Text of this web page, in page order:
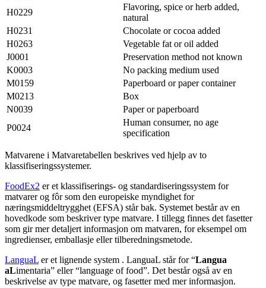
H0229
Flavoring, spice or herb added,
natural
H0231
Chocolate or cocoa added
H0263
Vegetable fat or oil added
J0001
Preservation method not known
K0003
No packing medium used
M0159
Paperboard or paper container
M0213
Box
N0039
Paper or paperboard
P0024
Human consumer, no age
specification
Matvarene i Matvaretabellen beskrives ved hjelp av to
klassifiseringssystemer.
FoodEx2 er et klassifiserings- og standardiseringssystem for
matvarer og fôr som den europeiske myndighet for
næringsmiddeltrygghet (EFSA) står bak. Systemet består av en
hovedkode som beskriver type matvare. I tillegg finnes det fasetter
som gir mer detaljert informasjon om matvaren, for eksempel om
ingredienser, emballasje eller tilberedningsmetode.
LanguaL er et lignende system . LanguaL står for “Langua
aLimentaria” eller “language of food”. Det består også av en
beskrivelse av type matvare, og fasetter med mer informasjon.